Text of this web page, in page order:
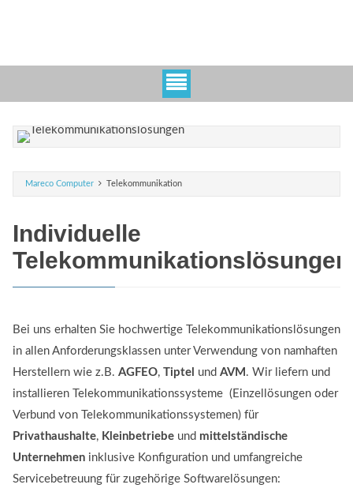
Mareco Computer Telekommunikation
Individuelle
Telekommunikationslösungen
Bei uns erhalten Sie hochwertige Telekommunikationslösungen
in allen Anforderungsklassen unter Verwendung von namhaften
Herstellern wie z.B. AGFEO, Tiptel und AVM . Wir liefern und
installieren Telekommunikationssysteme (Einzellösungen oder
Verbund von Telekommunikationssystemen) für
Privathaushalte, Kleinbetriebe und mittelständische
Unternehmen inklusive Konfiguration und umfangreiche
Servicebetreuung für zugehörige Softwarelösungen: